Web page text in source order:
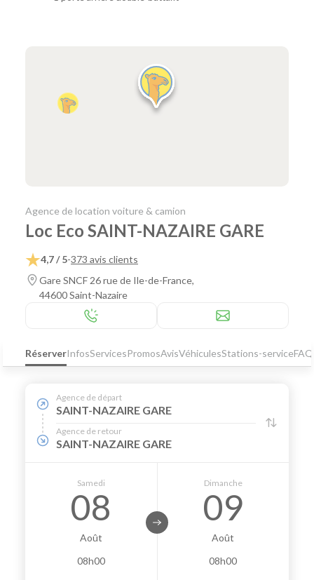
Agence de location voiture & camion
Loc Eco SAINT-NAZAIRE GARE
4,7 / 5-373 avis clients
Gare SNCF 26 rue de Ile-de-France,
44600 Saint-Nazaire
RéserverInfosServicesPromosAvisVéhiculesStations-serviceFAQ
Agence de départ
SAINT-NAZAIRE GARE
Agence de retour
SAINT-NAZAIRE GARE
Samedi
08
Août
08h00
Dimanche
09
Août
08h00